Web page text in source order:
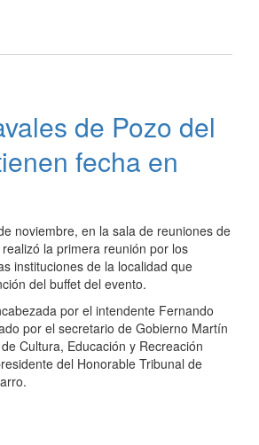
de Pozo del
fecha en
noviembre, en la sala de reuniones de
la primera reunión por los
instituciones de la localidad que
del buffet del evento.
por el intendente Fernando
por el secretario de Gobierno Martín
Cultura, Educación y Recreación
del Honorable Tribunal de